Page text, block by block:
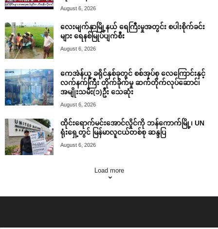
August 6, 2026
လေးမျက်နှာမြို့နယ် ရေကြီးမှုအတွင်း စပါးစိုက်ခင်း
များ ရေနစ်မြုပ်ပျက်စီး
August 6, 2026
ကေအဲန်ယူ ခရိုင်နှစ်ခုတွင် စစ်အုပ်စု လေကြောင်းနှင့်
လက်နက်ကြီး တိုက်ခိုက်မှု ဆက်တိုက်လုပ်ဆောင်၊
အမျိုးသမီး(၁)ဦး သေဆုံး
August 6, 2026
ထိုင်းရောက်မင်းအောင်လှိုင်ကို ဘန်ကောက်မြို့၊ UN
ရုံးရှေ့တွင် မြန်မာလူငယ်တစ်စု ဆန္ဒပြ
August 6, 2026
Load more